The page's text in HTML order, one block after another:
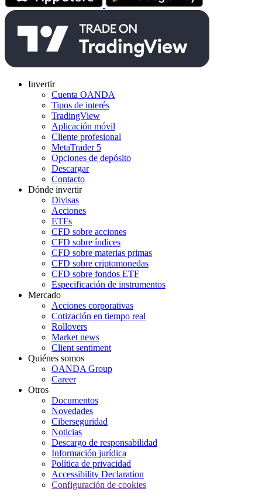
Invertir
Cuenta OANDA
Tipos de interés
TradingView
Aplicación móvil
Cliente profesional
MetaTrader 5
Opciones de depósito
Descargar
Contacto
Dónde invertir
Divisas
Acciones
ETFs
CFD sobre acciones
CFD sobre índices
CFD sobre materias primas
CFD sobre criptomonedas
CFD sobre fondos ETF
Especificación de instrumentos
Mercado
Acciones corporativas
Cotización en tiempo real
Rollovers
Market news
Client sentiment
Quiénes somos
OANDA Group
Career
Otros
Documentos
Novedades
Ciberseguridad
Noticias
Descargo de responsabilidad
Información jurídica
Política de privacidad
Accessibility Declaration
Configuración de cookies